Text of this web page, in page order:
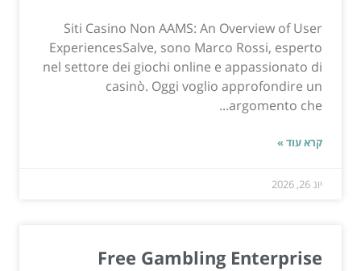
Siti Casino Non AAMS: An Overview of User
ExperiencesSalve, sono Marco Rossi, esperto
nel settore dei giochi online e appassionato di
casinò. Oggi voglio approfondire un
argomento che...
קרא עוד »
יונ 26, 2026
Free Gambling Enterprise